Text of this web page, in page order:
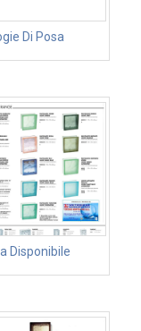
Di Posa
Disponibile